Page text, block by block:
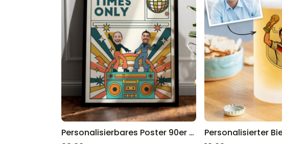
Personalisierbares Poster 90er Dance-Party mit Fotos und Text